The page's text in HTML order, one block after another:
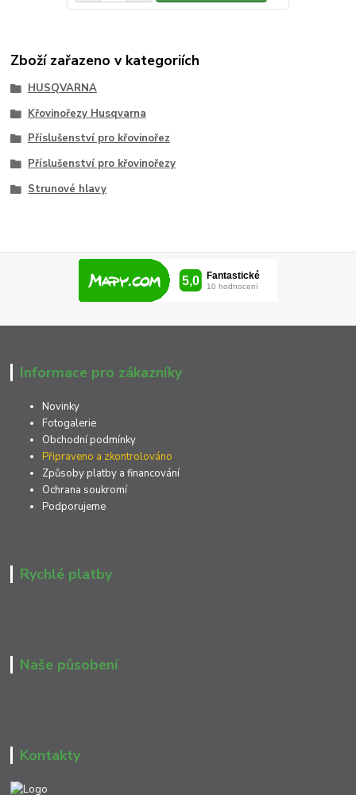
Zboží zařazeno v kategoriích
HUSQVARNA
Křovinořezy Husqvarna
Příslušenství pro křovinořez
Příslušenství pro křovinořezy
Strunové hlavy
Informace pro zákazníky
Novinky
Fotogalerie
Obchodní podmínky
Připraveno a zkontrolováno
Způsoby platby a financování
Ochrana soukromí
Podporujeme
Rychlé platby
Naše působení
Kontakty